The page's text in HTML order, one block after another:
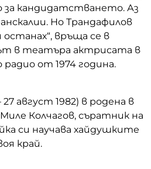
за кандидатстването. Аз
Но Трандафилов
останах“, връща се в
в театъра актрисата в
от 1974 година.
август 1982) в родена в
Колчагов, съратник на
си научава хайдушките
край.